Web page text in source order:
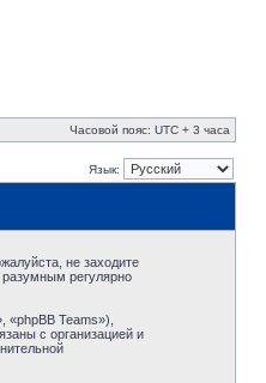
Часовой пояс: UTC + 3 часа
Язык:
не заходите
регулярно
Teams»),
с организацией и